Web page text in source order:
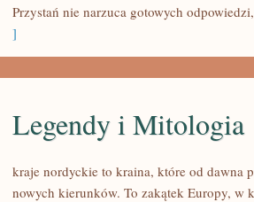
Przystań nie narzuca gotowych
]
Legendy i Mitologia
kraje nordyckie to kraina, które od dawna
nowych kierunków. To zakątek Europy, w